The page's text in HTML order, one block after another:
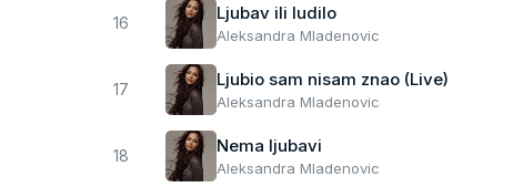
16 Ljubav ili ludilo
Aleksandra Mladenovic
17 Ljubio sam nisam znao (Live)
Aleksandra Mladenovic
18 Nema ljubavi
Aleksandra Mladenovic